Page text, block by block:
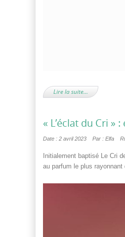
Lire la suite…
« L’éclat du Cri »
Date : 2 avril 2023 Par : Elfa
Initialement baptisé Le Cri
au parfum le plus rayonnant